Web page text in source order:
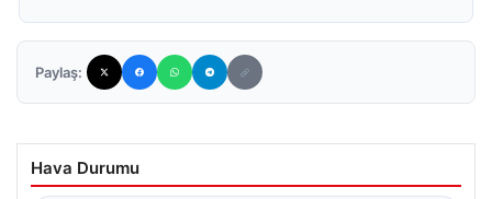
Paylaş:
Hava Durumu